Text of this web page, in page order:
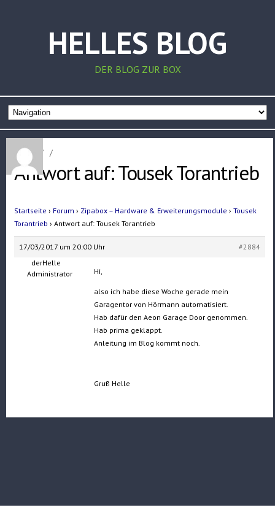
HELLES BLOG
DER BLOG ZUR BOX
Home / /
Antwort auf: Tousek Torantrieb
Startseite › Forum › Zipabox – Hardware & Erweiterungsmodule › Tousek
Torantrieb › Antwort auf: Tousek Torantrieb
17/03/2017 um 20:00 Uhr
#2884
derHelle
Administrator
Hi,
also ich habe diese Woche gerade mein
Garagentor von Hörmann automatisiert.
Hab dafür den Aeon Garage Door genommen.
Hab prima geklappt.
Anleitung im Blog kommt noch.
Gruß Helle